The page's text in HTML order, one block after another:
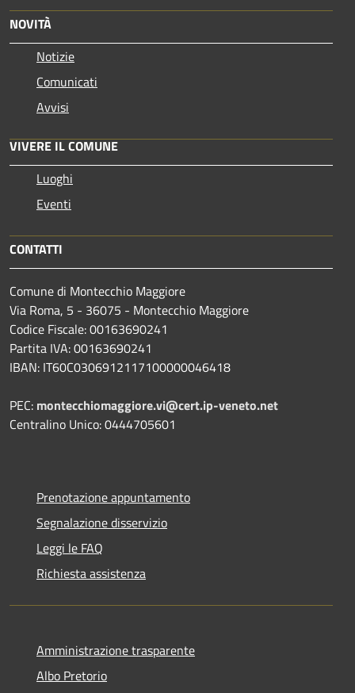
NOVITÀ
Notizie
Comunicati
Avvisi
VIVERE IL COMUNE
Luoghi
Eventi
CONTATTI
Comune di Montecchio Maggiore
Via Roma, 5 - 36075 - Montecchio Maggiore
Codice Fiscale: 00163690241
Partita IVA: 00163690241
IBAN: IT60C0306912117100000046418
PEC: montecchiomaggiore.vi@cert.ip-veneto.net
Centralino Unico: 0444705601
Prenotazione appuntamento
Segnalazione disservizio
Leggi le FAQ
Richiesta assistenza
Amministrazione trasparente
Albo Pretorio